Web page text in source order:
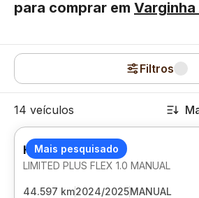
para comprar em Varginha
Filtros
14 veículos
Mais pesquisado
HYUNDAI HB20
LIMITED PLUS FLEX 1.0 MANUAL
44.597 km2024/2025MANUAL